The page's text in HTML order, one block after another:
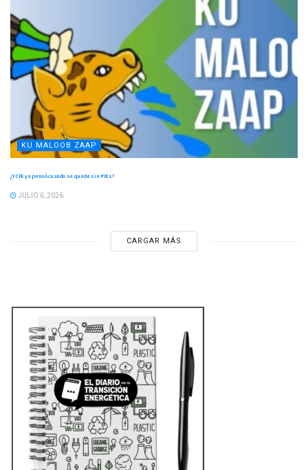
KU MALOOB ZAAP
¿Y CFE ya pensó cuando se quede sin PIEs?
JULIO 6, 2026
CARGAR MÁS